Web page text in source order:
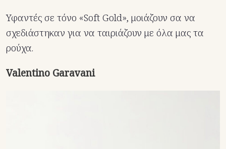
Υφαντές σε τόνο «Soft Gold», μοιάζουν σα να
σχεδιάστηκαν για να ταιριάζουν με όλα μας τα
ρούχα.
Valentino Garavani